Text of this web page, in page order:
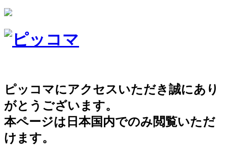
ピッコマにアクセスいただき誠にあり
がとうございます。
本ページは日本国内でのみ閲覧いただ
けます。